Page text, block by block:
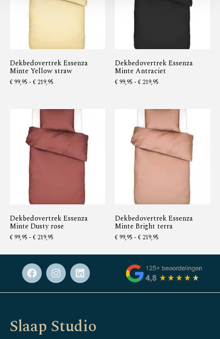
Dekbedovertrek Essenza
Minte Yellow straw
€ 99,95 - € 219,95
Dekbedovertrek Essenza
Minte Antraciet
€ 99,95 - € 219,95
Dekbedovertrek Essenza
Minte Dusty rose
€ 99,95 - € 219,95
Dekbedovertrek Essenza
Minte Bright terra
€ 99,95 - € 219,95
Slaap Studio